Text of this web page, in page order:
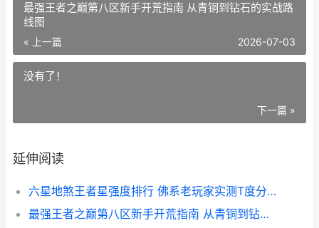
最强王者之巅第八区新手开荒指南 从青铜到钻石的实战路
线图
« 上一篇 2026-07-03
没有了！
下一篇 »
延伸阅读
六星地煞王者星强度排行 佛系老玩家实测T度分层解析
最强王者之巅第八区新手开荒指南 从青铜到钻石的实战路线图